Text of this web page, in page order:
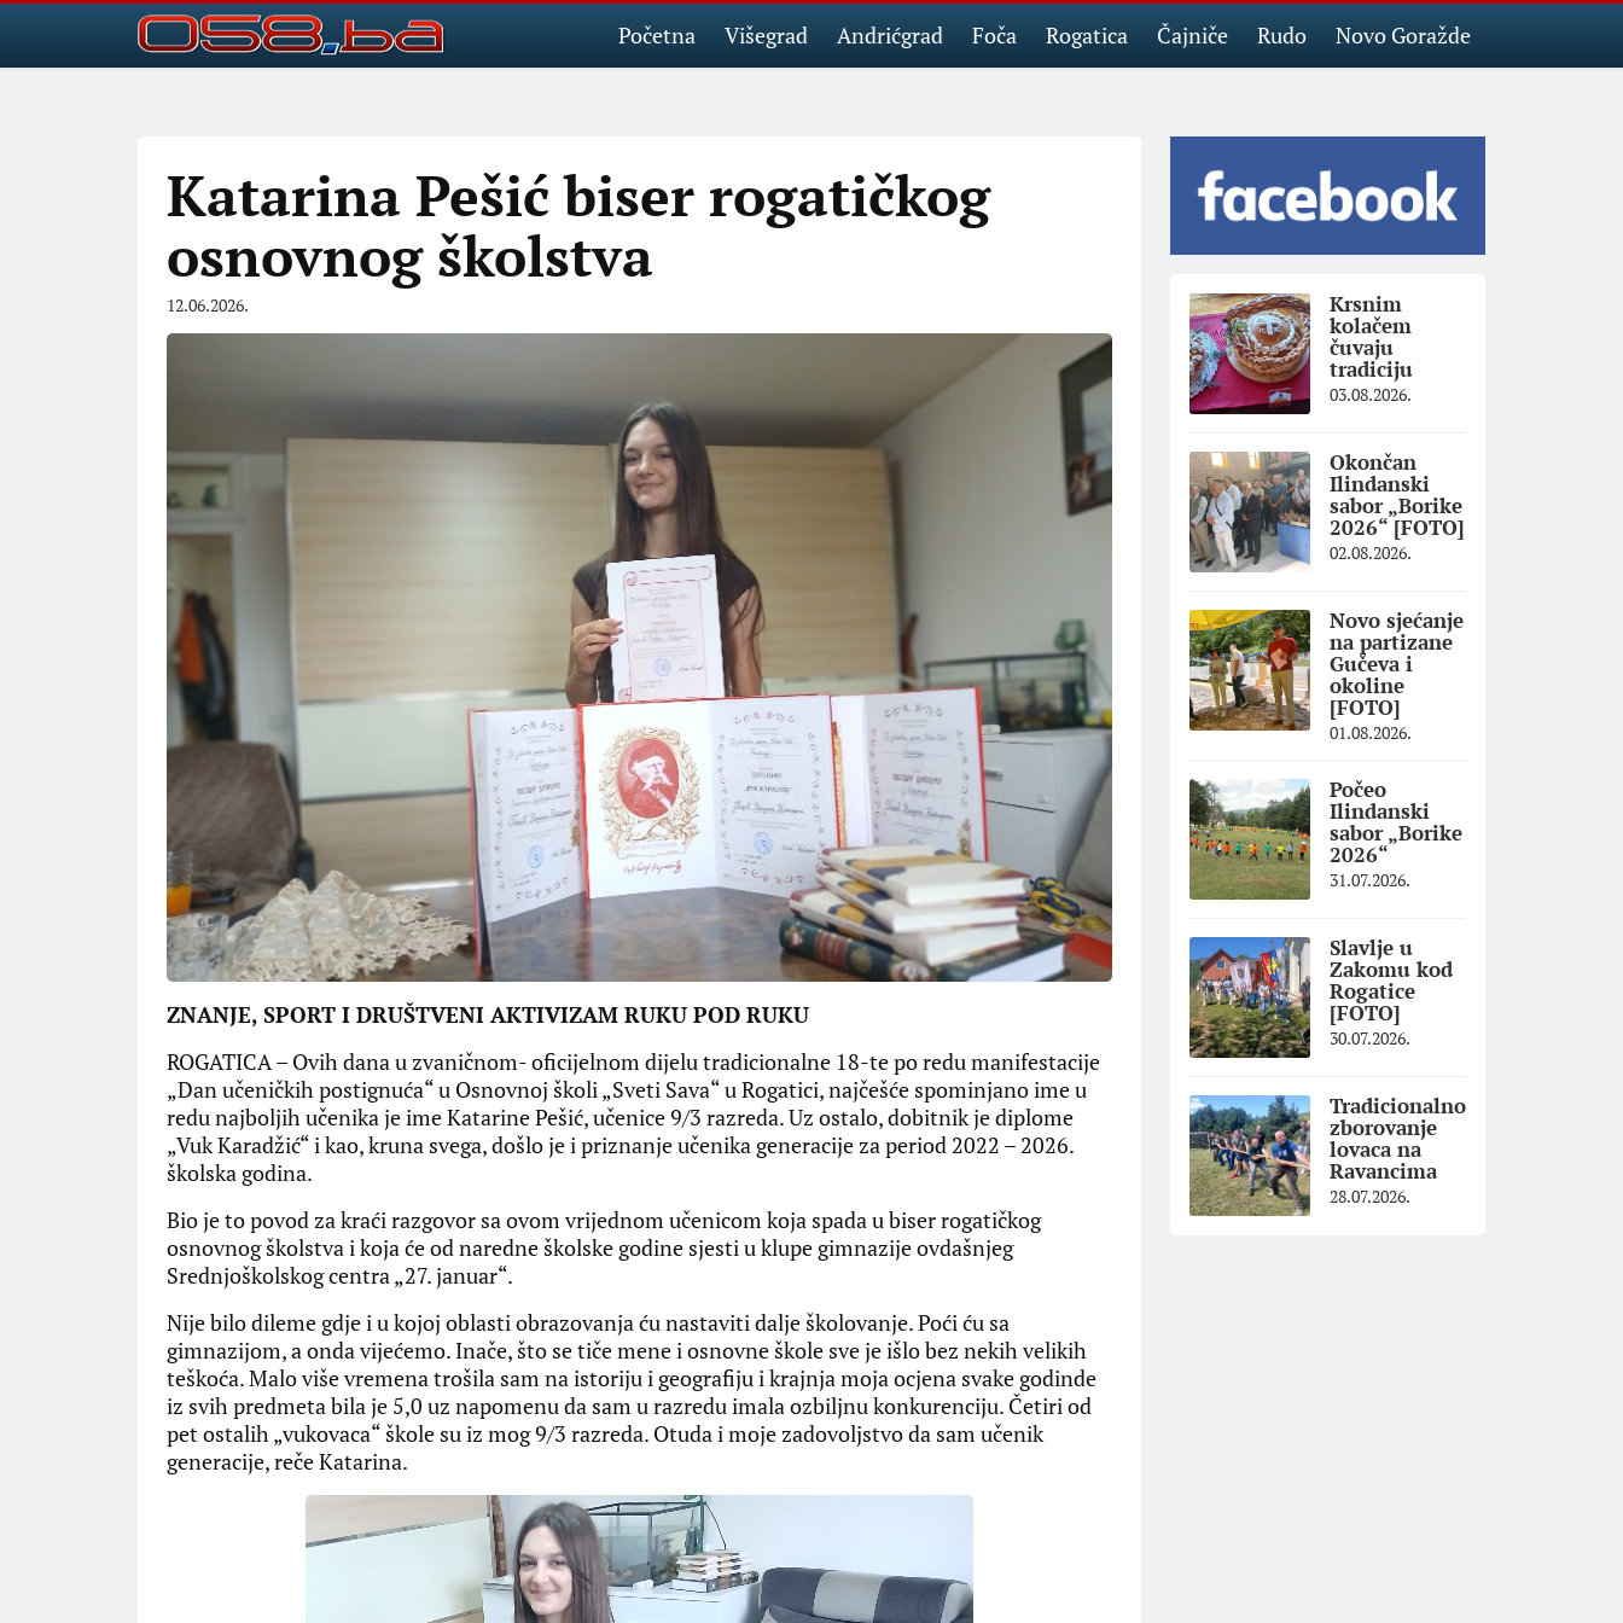
Početna Višegrad Andrićgrad Foča Rogatica Čajniče Rudo Novo Goražde
Katarina Pešić biser rogatičkog
osnovnog školstva
12.06.2026.
ZNANJE, SPORT I DRUŠTVENI AKTIVIZAM RUKU POD RUKU
ROGATICA – Ovih dana u zvaničnom- oficijelnom dijelu tradicionalne 18-te po redu manifestacije
„Dan učeničkih postignuća“ u Osnovnoj školi „Sveti Sava“ u Rogatici, najčešće spominjano ime u
redu najboljih učenika je ime Katarine Pešić, učenice 9/3 razreda. Uz ostalo, dobitnik je diplome
„Vuk Karadžić“ i kao, kruna svega, došlo je i priznanje učenika generacije za period 2022 – 2026.
školska godina.
Bio je to povod za kraći razgovor sa ovom vrijednom učenicom koja spada u biser rogatičkog
osnovnog školstva i koja će od naredne školske godine sjesti u klupe gimnazije ovdašnjeg
Srednjoškolskog centra „27. januar“.
Nije bilo dileme gdje i u kojoj oblasti obrazovanja ću nastaviti dalje školovanje. Poći ću sa
gimnazijom, a onda vijećemo. Inače, što se tiče mene i osnovne škole sve je išlo bez nekih velikih
teškoća. Malo više vremena trošila sam na istoriju i geografiju i krajnja moja ocjena svake godinde
iz svih predmeta bila je 5,0 uz napomenu da sam u razredu imala ozbiljnu konkurenciju. Četiri od
pet ostalih „vukovaca“ škole su iz mog 9/3 razreda. Otuda i moje zadovoljstvo da sam učenik
generacije, reče Katarina.
Krsnim
kolačem
čuvaju
tradiciju
03.08.2026.
Okončan
Ilindanski
sabor „Borike
2026“ [FOTO]
02.08.2026.
Novo sjećanje
na partizane
Gučeva i
okoline
[FOTO]
01.08.2026.
Počeo
Ilindanski
sabor „Borike
2026“
31.07.2026.
Slavlje u
Zakomu kod
Rogatice
[FOTO]
30.07.2026.
Tradicionalno
zborovanje
lovaca na
Ravancima
28.07.2026.